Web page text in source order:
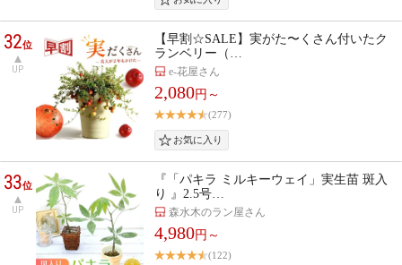
32位
UP
【早割☆SALE】実がた〜くさん付いたク
ランベリー（…
e-花屋さん
2,080円～
(277)
33位
UP
『「パキラ ミルキーウェイ」実生苗 斑入
り 』2.5号…
森水木のラン屋さん
4,980円～
(122)